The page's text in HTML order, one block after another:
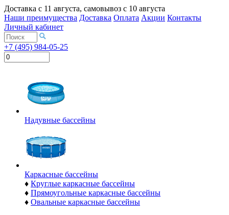
Доставка с 11 августа, самовывоз с 10 августа
Наши преимущества Доставка Оплата Акции Контакты
Личный кабинет
+7 (495) 984-05-25
Надувные бассейны
Каркасные бассейны
♦ Круглые каркасные бассейны
♦ Прямоугольные каркасные бассейны
♦ Овальные каркасные бассейны